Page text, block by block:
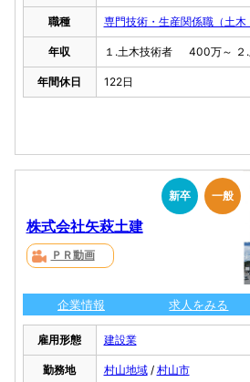
職種 専門技術・生産関係職（土木
年収 １.土木技術者 400万～
年間休日 122日
新卒 一般
株式会社矢萩土建
ＰＲ動画
企業情報 求人をみる
雇用形態 建設業
勤務地 村山地域/ 村山市